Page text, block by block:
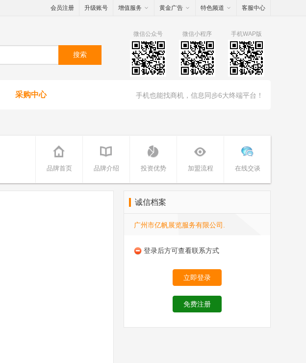
会员注册 升级账号 增值服务 黄金广告 特色频道 客服中心
搜索
手机WAP版
手机也能找商机，信息同步6大终端平台！
微信小程序
微信公众号
采购中心
品牌首页 品牌介绍 投资优势 加盟流程 在线交谈
诚信档案
广州市亿帆展览服务有限公司.
登录后方可查看联系方式